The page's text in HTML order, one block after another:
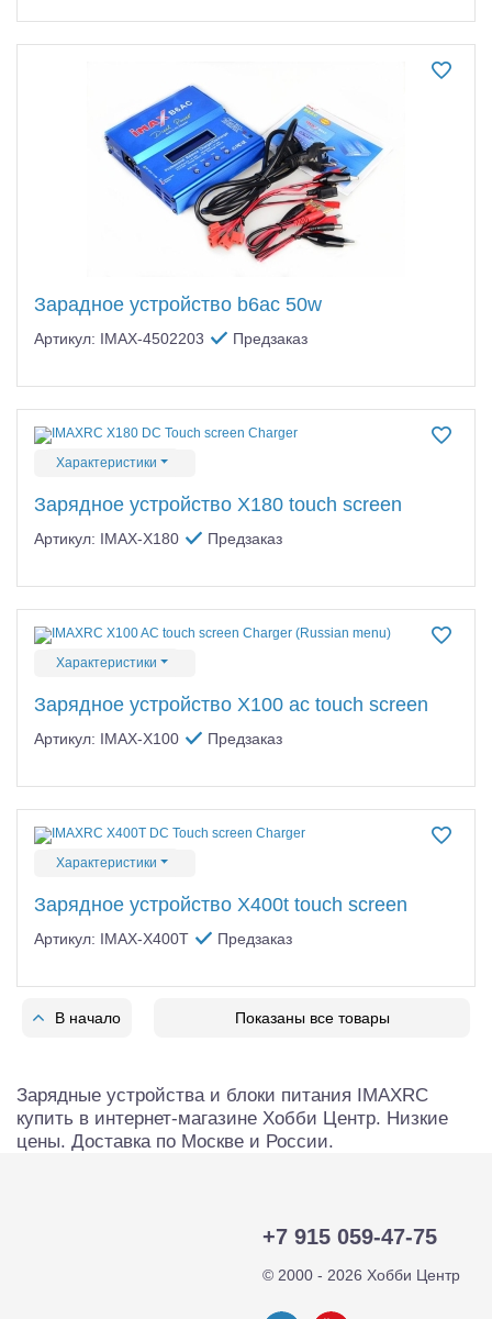
Зарадное устройство b6ac 50w
Артикул: IMAX-4502203 Предзаказ
Характеристики
Зарядное устройство X180 touch screen
Артикул: IMAX-X180 Предзаказ
Характеристики
Зарядное устройство X100 ac touch screen
Артикул: IMAX-X100 Предзаказ
Характеристики
Зарядное устройство X400t touch screen
Артикул: IMAX-X400T Предзаказ
В начало Показаны все товары
Зарядные устройства и блоки питания IMAXRC
купить в интернет-магазине Хобби Центр. Низкие
цены. Доставка по Москве и России.
+7 915 059-47-75
© 2000 - 2026 Хобби Центр